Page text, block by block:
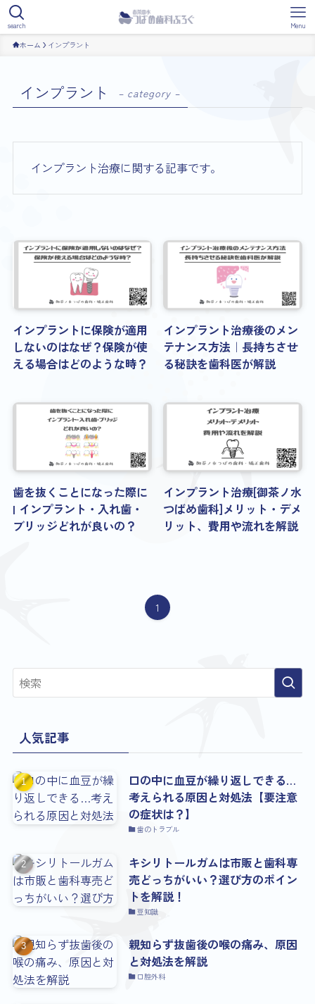
search Menu
ホーム インプラント
インプラント – category –
インプラント治療に関する記事です。
インプラントに保険が適用
しないのはなぜ？保険が使
える場合はどのような時？
インプラント治療後のメン
テナンス方法｜長持ちさせ
る秘訣を歯科医が解説
歯を抜くことになった際に
| インプラント・入れ歯・
ブリッジどれが良いの？
インプラント治療[御茶ノ水
つばめ歯科]メリット・デメ
リット、費用や流れを解説
1
人気記事
口の中に血豆が繰り返しできる…
考えられる原因と対処法【要注意
の症状は？】
歯のトラブル
キシリトールガムは市販と歯科専
売どっちがいい？選び方のポイン
トを解説！
豆知識
親知らず抜歯後の喉の痛み、原因
と対処法を解説
口腔外科